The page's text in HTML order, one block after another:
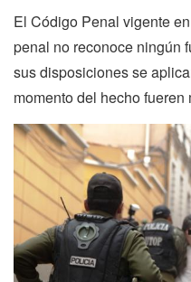
El Código Penal vigente
penal no reconoce ningún
sus disposiciones se
momento del hecho fueren